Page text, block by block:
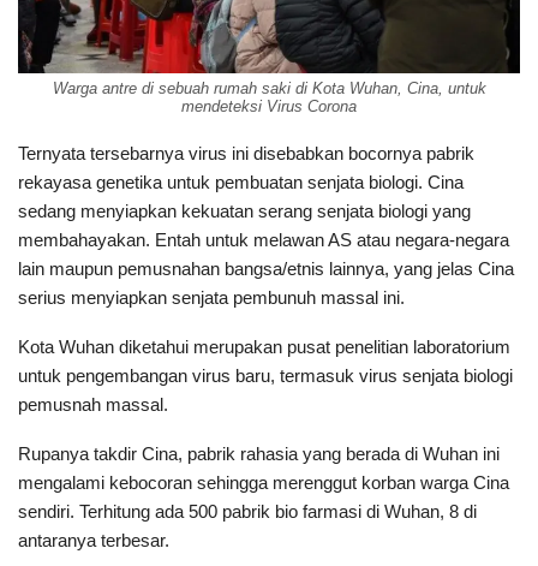
Warga antre di sebuah rumah saki di Kota Wuhan, Cina, untuk
mendeteksi Virus Corona
Ternyata tersebarnya virus ini disebabkan bocornya pabrik
rekayasa genetika untuk pembuatan senjata biologi. Cina
sedang menyiapkan kekuatan serang senjata biologi yang
membahayakan. Entah untuk melawan AS atau negara-negara
lain maupun pemusnahan bangsa/etnis lainnya, yang jelas Cina
serius menyiapkan senjata pembunuh massal ini.
Kota Wuhan diketahui merupakan pusat penelitian laboratorium
untuk pengembangan virus baru, termasuk virus senjata biologi
pemusnah massal.
Rupanya takdir Cina, pabrik rahasia yang berada di Wuhan ini
mengalami kebocoran sehingga merenggut korban warga Cina
sendiri. Terhitung ada 500 pabrik bio farmasi di Wuhan, 8 di
antaranya terbesar.